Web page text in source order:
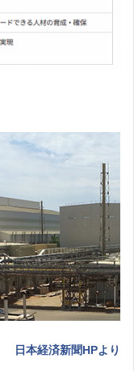
日本経済新聞HPより